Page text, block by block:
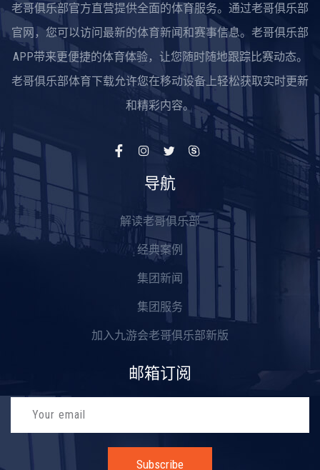
老哥俱乐部官方直营提供全面的体育服务。通过老哥俱乐部
官网，您可以访问最新的体育新闻和赛事信息。老哥俱乐部
APP带来更便捷的体育体验，让您随时随地跟踪比赛动态。
老哥俱乐部体育下载允许您在移动设备上轻松获取实时更新
和精彩内容。
导航
解读老哥俱乐部
经典案例
集团新闻
集团服务
加入九游会老哥俱乐部新版
邮箱订阅
Subscribe